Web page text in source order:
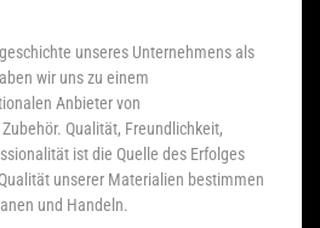
unseres Unternehmens als
wir uns zu einem
Anbieter von
Qualität, Freundlichkeit,
ist die Quelle des Erfolges
unserer Materialien bestimmen
und Handeln.